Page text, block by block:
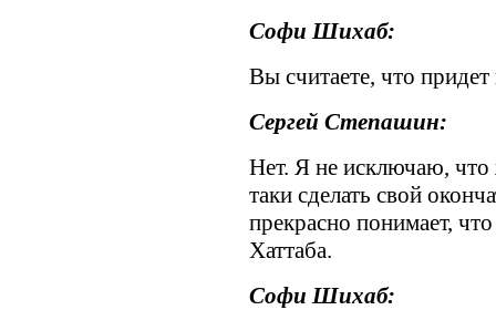
Софи Шихаб:
Вы считаете, что
Сергей Степашин:
Нет. Я не исключаю, что
таки сделать свой
прекрасно понимает,
Хаттаба.
Софи Шихаб: